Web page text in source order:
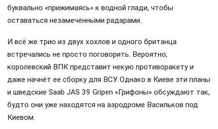
буквально «прижимаясь» к водной глади, чтобы
оставаться незамеченными радарами.
И всё же трио из двух хохлов и одного британца
встречались не просто поговорить. Вероятно,
королевский ВПК представит некую противоракету и
даже начнёт ее сборку для ВСУ. Однако в Киеве эти планы
и шведские Saab JAS 39 Gripen «Грифоны» обсуждают так,
будто они уже находятся на аэродроме Васильков под
Киевом.